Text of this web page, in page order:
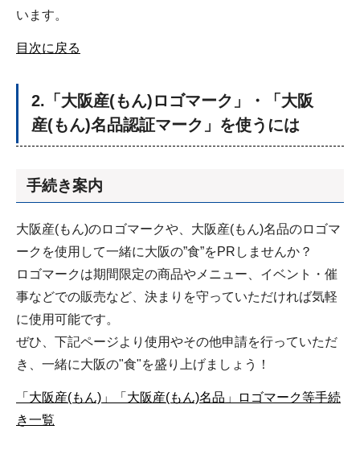
います。
目次に戻る
2.「大阪産(もん)ロゴマーク」・「大阪
産(もん)名品認証マーク」を使うには
手続き案内
大阪産(もん)のロゴマークや、大阪産(もん)名品のロゴマ
ークを使用して一緒に大阪の”食”をPRしませんか？
ロゴマークは期間限定の商品やメニュー、イベント・催
事などでの販売など、決まりを守っていただければ気軽
に使用可能です。
ぜひ、下記ページより使用やその他申請を行っていただ
き、一緒に大阪の"食"を盛り上げましょう！
「大阪産(もん)」「大阪産(もん)名品」ロゴマーク等手続
き一覧